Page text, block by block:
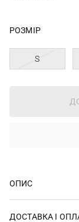
РОЗМІР
S
ОПИС
ДОСТАВКА І